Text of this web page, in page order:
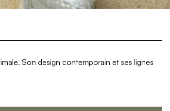
Son design contemporain et ses lignes